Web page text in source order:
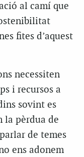
al camí que
fites d’aquest
necessiten
i recursos a
sovint es
la pèrdua de
de temes
ens adonem